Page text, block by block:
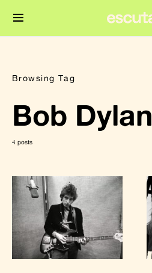
Browsing Tag
Bob Dylan
4 posts